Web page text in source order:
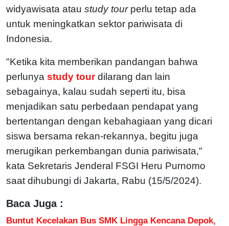
widyawisata atau study tourperlu tetap ada
untuk meningkatkan sektor pariwisata di
Indonesia.
"Ketika kita memberikan pandangan bahwa
perlunya study tourdilarang dan lain
sebagainya, kalau sudah seperti itu, bisa
menjadikan satu perbedaan pendapat yang
bertentangan dengan kebahagiaan yang dicari
siswa bersama rekan-rekannya, begitu juga
merugikan perkembangan dunia pariwisata,"
kata Sekretaris Jenderal FSGI Heru Purnomo
saat dihubungi di Jakarta, Rabu (15/5/2024).
Baca Juga :
Buntut Kecelakan Bus SMK Lingga Kencana Depok,